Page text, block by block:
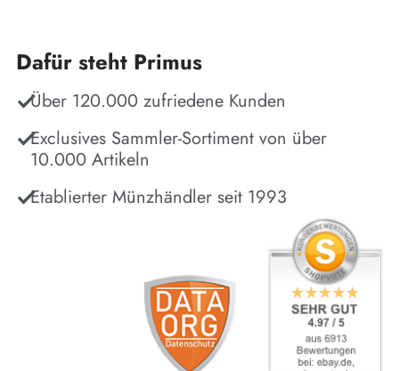
Dafür steht Primus
Über 120.000 zufriedene Kunden
Exclusives Sammler-Sortiment von über
10.000 Artikeln
Etablierter Münzhändler seit 1993